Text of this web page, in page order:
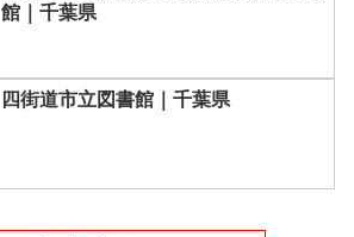
館｜千葉県
四街道市立図書館｜千葉県